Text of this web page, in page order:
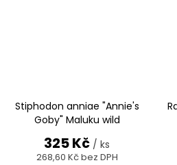
Stiphodon anniae "Annie's
Goby" Maluku wild
268,60 Kč bez DPH
325 Kč / ks